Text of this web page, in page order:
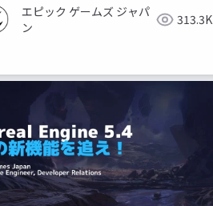
エピック ゲームズ ジャパ
ン
313.3K